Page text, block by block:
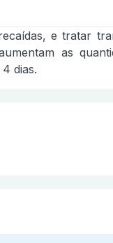
e tratar
as
dias.